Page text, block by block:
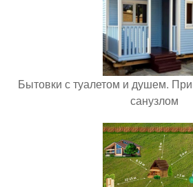
Бытовки с туалетом и душем.
санузлом